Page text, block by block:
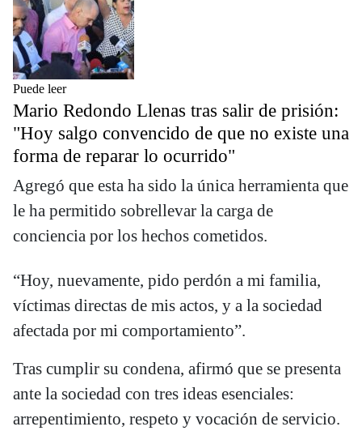
Puede leer
Mario Redondo Llenas tras salir de prisión:
"Hoy salgo convencido de que no existe una
forma de reparar lo ocurrido"
Agregó que esta ha sido la única herramienta que
le ha permitido sobrellevar la carga de
conciencia por los hechos cometidos.
“Hoy, nuevamente, pido perdón a mi familia,
víctimas directas de mis actos, y a la sociedad
afectada por mi comportamiento”.
Tras cumplir su condena, afirmó que se presenta
ante la sociedad con tres ideas esenciales:
arrepentimiento, respeto y vocación de servicio.